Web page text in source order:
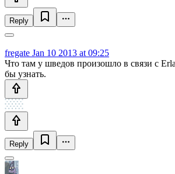
Reply
fregate Jan 10 2013 at 09:25
Что там у шведов произошло в связи с
бы узнать.
Reply